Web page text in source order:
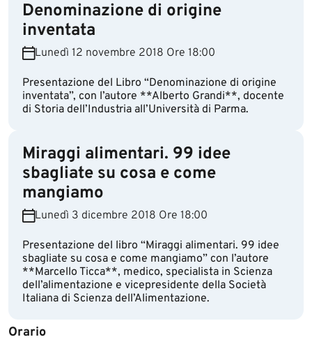
Denominazione di origine
inventata
Lunedì 12 novembre 2018 Ore 18:00
Presentazione del Libro “Denominazione di origine
inventata”, con l’autore **Alberto Grandi**, docente
di Storia dell’Industria all’Università di Parma.
Miraggi alimentari. 99 idee
sbagliate su cosa e come
mangiamo
Lunedì 3 dicembre 2018 Ore 18:00
Presentazione del libro “Miraggi alimentari. 99 idee
sbagliate su cosa e come mangiamo” con l’autore
**Marcello Ticca**, medico, specialista in Scienza
dell’alimentazione e vicepresidente della Società
Italiana di Scienza dell’Alimentazione.
Orario